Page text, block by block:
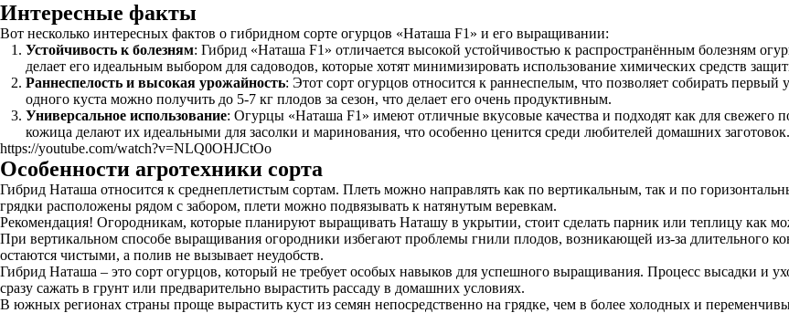
Интересные факты
Вот несколько интересных фактов о гибридном сорте огурцов «Наташа F1» и его выращивании:
Устойчивость к болезням: Гибрид «Наташа F1» отличается высокой устойчивостью к распространённым болезням
делает его идеальным выбором для садоводов, которые хотят минимизировать использование химических средств
Раннеспелость и высокая урожайность: Этот сорт огурцов относится к раннеспелым, что позволяет собирать
одного куста можно получить до 5-7 кг плодов за сезон, что делает его очень продуктивным.
Универсальное использование: Огурцы «Наташа F1» имеют отличные вкусовые качества и подходят как для свежего
кожица делают их идеальными для засолки и маринования, что особенно ценится среди любителей домашних заготовок.
https://youtube.com/watch?v=NLQ0OHJCtOo
Особенности агротехники сорта
Гибрид Наташа относится к среднеплетистым сортам. Плеть можно направлять как по вертикальным, так и по
грядки расположены рядом с забором, плети можно подвязывать к натянутым веревкам.
Рекомендация! Огородникам, которые планируют выращивать Наташу в укрытии, стоит сделать парник или теплицу как
При вертикальном способе выращивания огородники избегают проблемы гнили плодов, возникающей из-за длительного
остаются чистыми, а полив не вызывает неудобств.
Гибрид Наташа – это сорт огурцов, который не требует особых навыков для успешного выращивания. Процесс высадки и
сразу сажать в грунт или предварительно вырастить рассаду в домашних условиях.
В южных регионах страны проще вырастить куст из семян непосредственно на грядке, чем в более холодных и